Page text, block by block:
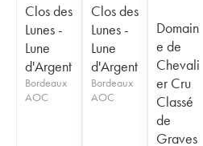
Clos des
Lunes -
Lune
d'Argent
Bordeaux
AOC
Clos des
Lunes -
Lune
d'Argent
Bordeaux
AOC
Domain
e de
Chevali
er Cru
Classé
de
Graves